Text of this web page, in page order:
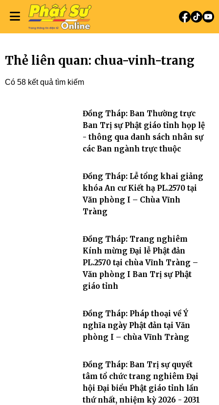
Thẻ liên quan: chua-vinh-trang
Có 58 kết quả tìm kiếm
Đồng Tháp: Ban Thường trực
Ban Trị sự Phật giáo tỉnh họp lệ
- thông qua danh sách nhân sự
các Ban ngành trực thuộc
Đồng Tháp: Lễ tổng khai giảng
khóa An cư Kiết hạ PL.2570 tại
Văn phòng I – Chùa Vĩnh
Tràng
Đồng Tháp: Trang nghiêm
Kính mừng Đại lễ Phật đản
PL.2570 tại chùa Vĩnh Tràng –
Văn phòng I Ban Trị sự Phật
giáo tỉnh
Đồng Tháp: Pháp thoại về Ý
nghĩa ngày Phật đản tại Văn
phòng I – chùa Vĩnh Tràng
Đồng Tháp: Ban Trị sự quyết
tâm tổ chức trang nghiêm Đại
hội Đại biểu Phật giáo tỉnh lần
thứ nhất, nhiệm kỳ 2026 - 2031